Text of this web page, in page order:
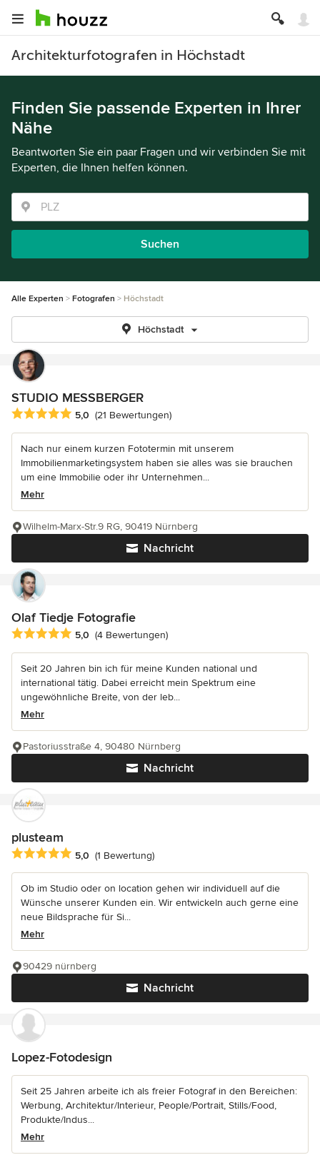
Architekturfotografen in Höchstadt
Finden Sie passende Experten in Ihrer
Nähe
Beantworten Sie ein paar Fragen und wir verbinden Sie mit
Experten, die Ihnen helfen können.
Suchen
Alle Experten Fotografen Höchstadt
Höchstadt
STUDIO MESSBERGER
Durchschnittliche Bewertung: 5 von 5 Sternen
5,0 (21 Bewertungen)
Nach nur einem kurzen Fototermin mit unserem
Immobilienmarketingsystem haben sie alles was sie brauchen
um eine Immobilie oder ihr Unternehmen...
Mehr
Nachricht
Wilhelm-Marx-Str.9 RG, 90419 Nürnberg
Olaf Tiedje Fotografie
Durchschnittliche Bewertung: 5 von 5 Sternen
5,0 (4 Bewertungen)
Seit 20 Jahren bin ich für meine Kunden national und
international tätig. Dabei erreicht mein Spektrum eine
ungewöhnliche Breite, von der leb...
Mehr
Nachricht
Pastoriusstraße 4, 90480 Nürnberg
plusteam
Durchschnittliche Bewertung: 5 von 5 Sternen
5,0 (1 Bewertung)
Ob im Studio oder on location gehen wir individuell auf die
Wünsche unserer Kunden ein. Wir entwickeln auch gerne eine
neue Bildsprache für Si...
Mehr
Nachricht
90429 nürnberg
Lopez-Fotodesign
Seit 25 Jahren arbeite ich als freier Fotograf in den Bereichen:
Werbung, Architektur/Interieur, People/Portrait, Stills/Food,
Produkte/Indus...
Mehr